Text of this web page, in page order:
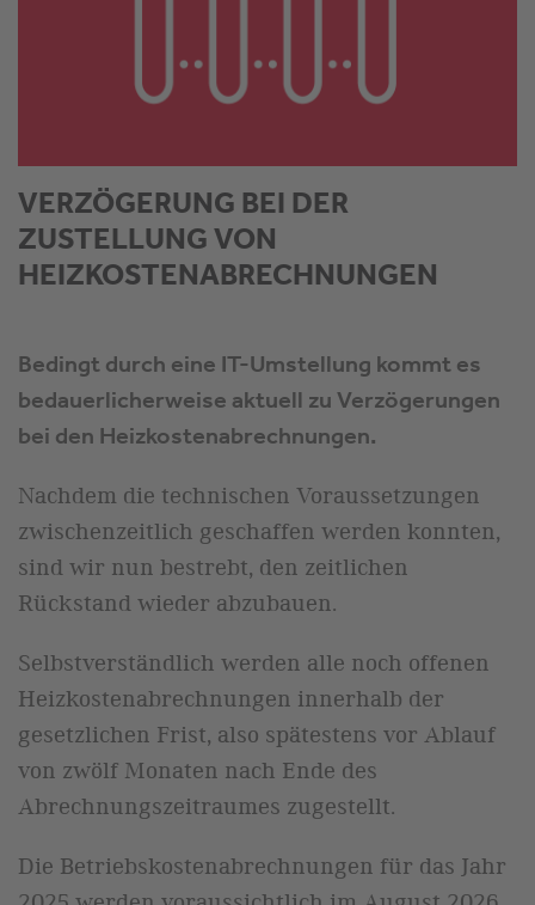
VERZÖGERUNG BEI DER
ZUSTELLUNG VON
HEIZKOSTENABRECHNUNGEN
Bedingt durch eine IT-Umstellung kommt es
bedauerlicherweise aktuell zu Verzögerungen
bei den Heizkostenabrechnungen.
Nachdem die technischen Voraussetzungen
zwischenzeitlich geschaffen werden konnten,
sind wir nun bestrebt, den zeitlichen
Rückstand wieder abzubauen.
Selbstverständlich werden alle noch offenen
Heizkostenabrechnungen innerhalb der
gesetzlichen Frist, also spätestens vor Ablauf
von zwölf Monaten nach Ende des
Abrechnungszeitraumes zugestellt.
Die Betriebskostenabrechnungen für das Jahr